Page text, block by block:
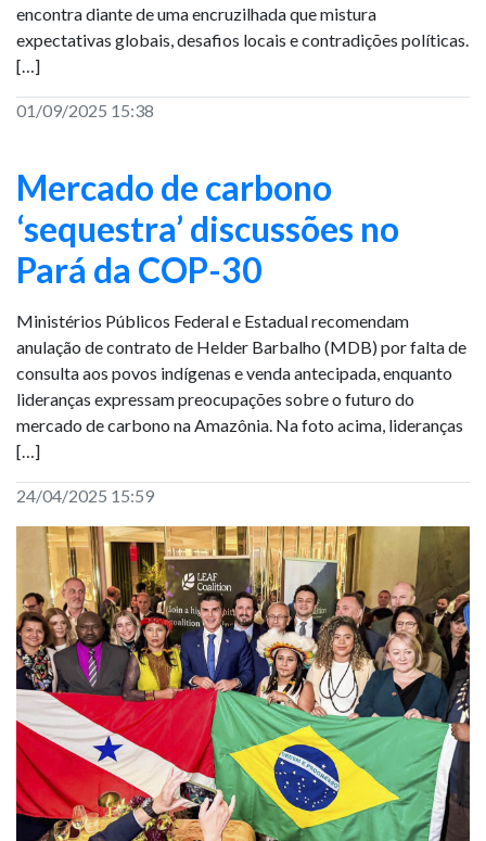
encontra diante de uma encruzilhada que mistura
expectativas globais, desafios locais e contradições políticas.
[…]
01/09/2025 15:38
Mercado de carbono
‘sequestra’ discussões no
Pará da COP-30
Ministérios Públicos Federal e Estadual recomendam
anulação de contrato de Helder Barbalho (MDB) por falta de
consulta aos povos indígenas e venda antecipada, enquanto
lideranças expressam preocupações sobre o futuro do
mercado de carbono na Amazônia. Na foto acima, lideranças
[…]
24/04/2025 15:59